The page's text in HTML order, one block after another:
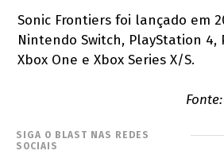
Sonic Frontiers foi lançado em
Nintendo Switch, PlayStation 4,
Xbox One e Xbox Series X/S.
Fonte:
SIGA O BLAST NAS REDES
SOCIAIS